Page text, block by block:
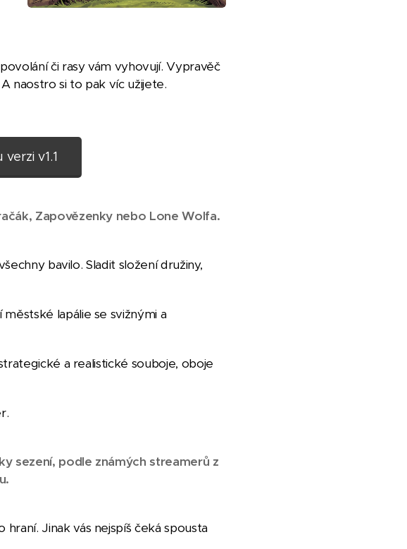
či rasy vám vyhovují. Vypravěč
naostro si to pak víc užijete.
v1.1
Zapovězenky nebo Lone Wolfa.
bavilo. Sladit složení družiny,
lapálie se svižnými a
a realistické souboje, oboje
sezení, podle známých streamerů z
Jinak vás nejspíš čeká spousta